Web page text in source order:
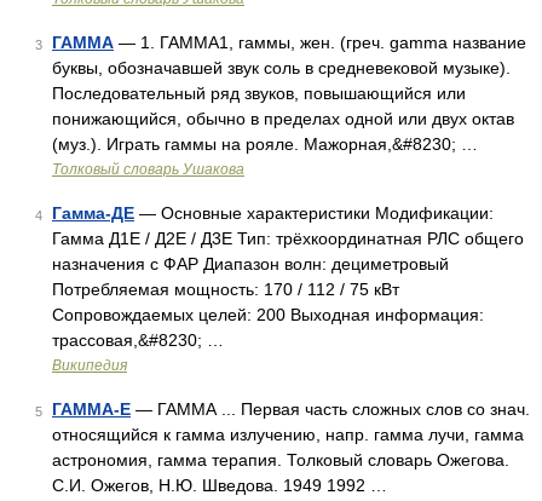
3 ГАММА — 1. ГАММА1, гаммы, жен. (греч. gamma название
буквы, обозначавшей звук соль в средневековой музыке).
Последовательный ряд звуков, повышающийся или
понижающийся, обычно в пределах одной или двух октав
(муз.). Играть гаммы на рояле. Мажорная,&#8230; …
Толковый словарь Ушакова
4 Гамма-ДЕ — Основные характеристики Модификации:
Гамма Д1Е / Д2Е / Д3Е Тип: трёхкоординатная РЛС общего
назначения с ФАР Диапазон волн: дециметровый
Потребляемая мощность: 170 / 112 / 75 кВт
Сопровождаемых целей: 200 Выходная информация:
трассовая,&#8230; …
Википедия
5 ГАММА-Е — ГАММА ... Первая часть сложных слов со знач.
относящийся к гамма излучению, напр. гамма лучи, гамма
астрономия, гамма терапия. Толковый словарь Ожегова.
С.И. Ожегов, Н.Ю. Шведова. 1949 1992 …